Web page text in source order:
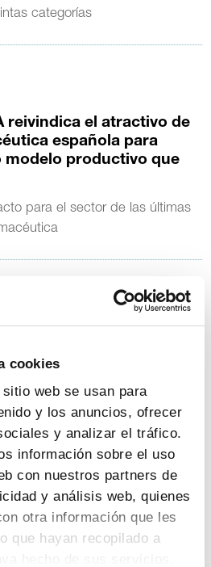
cookies
web se usan para
y los anuncios, ofrecer
y analizar el tráfico.
información sobre el uso
con nuestros partners de
y análisis web, quienes
otra información que les
que hayan recopilado a
categorías
reivindica el atractivo de
española para
modelo productivo que
para el sector de las últimas
a un Plan Sectorial que
del sector
el Jefe del Ejecutivo
de la Moncloa